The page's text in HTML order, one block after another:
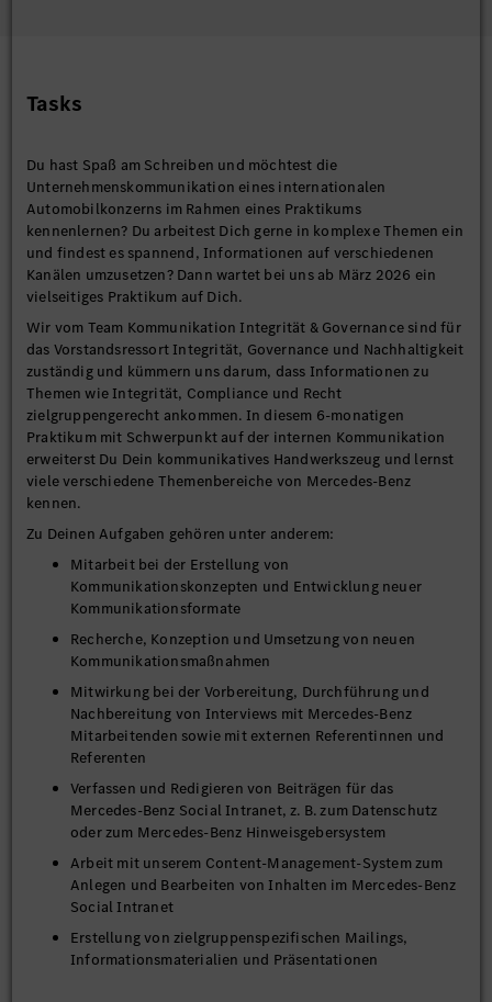
Tasks
Du hast Spaß am Schreiben und möchtest die
Unternehmenskommunikation eines internationalen
Automobilkonzerns im Rahmen eines Praktikums
kennenlernen? Du arbeitest Dich gerne in komplexe Themen ein
und findest es spannend, Informationen auf verschiedenen
Kanälen umzusetzen? Dann wartet bei uns ab März 2026 ein
vielseitiges Praktikum auf Dich.
Wir vom Team Kommunikation Integrität & Governance sind für
das Vorstandsressort Integrität, Governance und Nachhaltigkeit
zuständig und kümmern uns darum, dass Informationen zu
Themen wie Integrität, Compliance und Recht
zielgruppengerecht ankommen. In diesem 6-monatigen
Praktikum mit Schwerpunkt auf der internen Kommunikation
erweiterst Du Dein kommunikatives Handwerkszeug und lernst
viele verschiedene Themenbereiche von Mercedes-Benz
kennen.
Zu Deinen Aufgaben gehören unter anderem:
Mitarbeit bei der Erstellung von
Kommunikationskonzepten und Entwicklung neuer
Kommunikationsformate
Recherche, Konzeption und Umsetzung von neuen
Kommunikationsmaßnahmen
Mitwirkung bei der Vorbereitung, Durchführung und
Nachbereitung von Interviews mit Mercedes-Benz
Mitarbeitenden sowie mit externen Referentinnen und
Referenten
Verfassen und Redigieren von Beiträgen für das
Mercedes-Benz Social Intranet, z. B. zum Datenschutz
oder zum Mercedes-Benz Hinweisgebersystem
Arbeit mit unserem Content-Management-System zum
Anlegen und Bearbeiten von Inhalten im Mercedes-Benz
Social Intranet
Erstellung von zielgruppenspezifischen Mailings,
Informationsmaterialien und Präsentationen